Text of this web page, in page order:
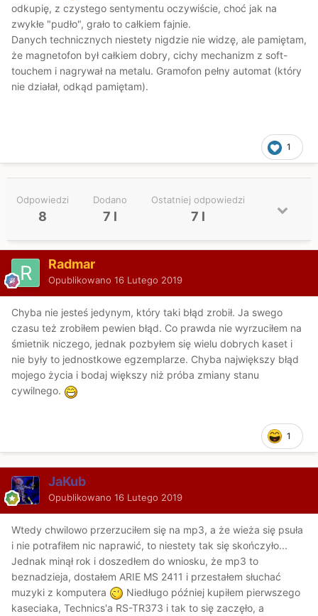
odkupię, z czystego sentymentu oczywiście, choć jak na
zwykłe "pudło", grało to całkiem fajnie.
Danych technicznych niestety nigdzie nie widzę, ale pamiętam,
że magnetofon był całkiem dobry, cichy mechanizm z soft-
touchem i nagrywał na metalu. Gramofon pełny automat (który
nie działał, odkąd pamiętam).
1
Odpowiedzi
8
Dodano
7 l
Ostatniej odpowiedzi
7 l
Radmar
Opublikowano 16 Lutego 2019
Chyba nie jesteś jedynym, który taki błąd zrobił. Ja swego
czasu też zrobiłem pewien błąd. Co prawda nie wyrzuciłem na
śmietnik niczego, jednak pozbyłem się wielu dobrych kaset i
nie były to jednostkowe egzemplarze. Chyba największy błąd
mojego życia i bodaj większy niż próba zmiany stanu
cywilnego.
1
JaKub
Opublikowano 16 Lutego 2019
Wtedy chwilowo przerzuciłem się na mp3, a że wieża się psuła
i nie potrafiłem nic naprawić, to niestety tak się skończyło...
Jednak minął rok i doszedłem do wniosku, że mp3 to
beznadzieja, dostałem ARIE MS 2411 i przestałem słuchać
muzyki z komputera
Niedługo później kupiłem pierwszego
kaseciaka, Technics'a RS-TR373 i tak to się zaczęło, a